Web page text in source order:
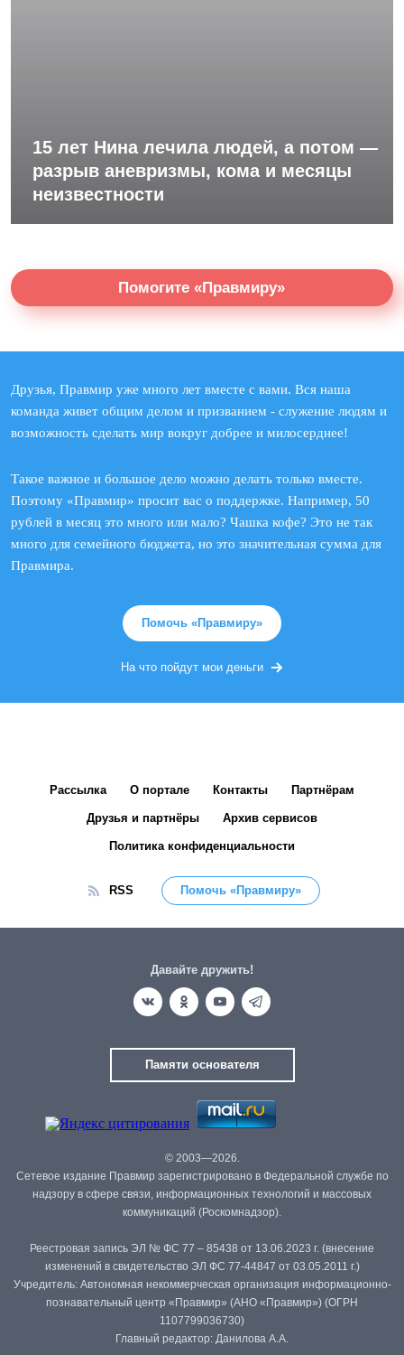
15 лет Нина лечила людей, а потом —
разрыв аневризмы, кома и месяцы
неизвестности
Помогите «Правмиру»
Друзья, Правмир уже много лет вместе с вами. Вся наша
команда живет общим делом и призванием - служение людям и
возможность сделать мир вокруг добрее и милосерднее!
Такое важное и большое дело можно делать только вместе.
Поэтому «Правмир» просит вас о поддержке. Например, 50
рублей в месяц это много или мало? Чашка кофе? Это не так
много для семейного бюджета, но это значительная сумма для
Правмира.
Помочь «Правмиру»
На что пойдут мои деньги
Рассылка О портале Контакты Партнёрам
Друзья и партнёры Архив сервисов
Политика конфиденциальности
RSS Помочь «Правмиру»
Давайте дружить!
Памяти основателя
© 2003—2026.
Сетевое издание Правмир зарегистрировано в Федеральной службе по
надзору в сфере связи, информационных технологий и массовых
коммуникаций (Роскомнадзор).
Реестровая запись ЭЛ № ФС 77 – 85438 от 13.06.2023 г. (внесение
изменений в свидетельство ЭЛ ФС 77-44847 от 03.05.2011 г.)
Учредитель: Автономная некоммерческая организация информационно-
познавательный центр «Правмир» (АНО «Правмир») (ОГРН
1107799036730)
Главный редактор: Данилова А.А.